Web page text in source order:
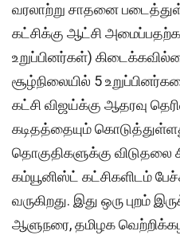
வரலாற்று சாதனை
கட்சிக்கு ஆட்சி
உறுப்பினர்கள்)
சூழ்நிலையில் 5
கட்சி விஜய்க்கு ஆதரவு
கடிதத்தையும்
தொகுதிகளுக்கு விடுதலை
கம்யூனிஸ்ட் கட்சிகளிடம்
வருகிறது. இது ஒரு புறம்
ஆளுநரை, தமிழக